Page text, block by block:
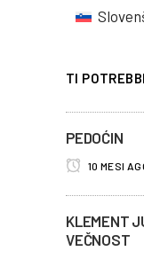
TI
PEDOĆIN
10 MESI
KLEMENT
VEČNOST